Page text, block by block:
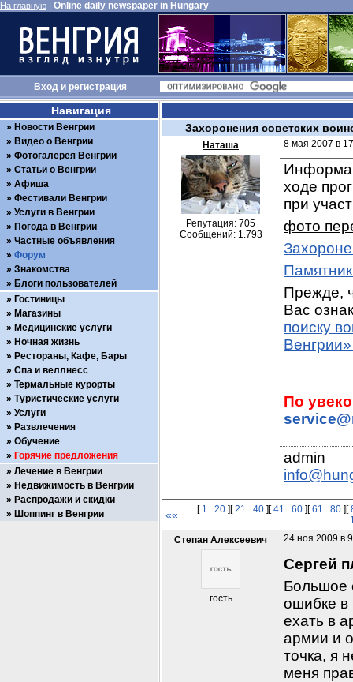
На главную Online daily newspaper in Hungary
Входи регистрация
Захоронения советских
Наташа
Репутация: 705
Сообщений: 1.793
8 мая 2007 в
ходе
при
фото
Прежде,
Вас
поиску
«« [ 1...20][21...40][41...60][61...80][
Степан Алексеевич
гость
24 ноя 2009 в
Сергей
Большое
ошибке в
ехать в
армии и
точка, я
меня
Навигация
Новости Венгрии
Видео о Венгрии
Фотогалерея Венгрии
Статьи о Венгрии
Афиша
Фестивали Венгрии
Услуги в Венгрии
Погода в Венгрии
Частные объявления
Форум
Знакомства
Блоги пользователей
Гостиницы
Магазины
Медицинские услуги
Ночная жизнь
Рестораны, Кафе, Бары
Спа и веллнесс
Термальные курорты
Туристические услуги
Услуги
Развлечения
Обучение
Горячие предложения
Лечение в Венгрии
Недвижимость в Венгрии
Распродажи и скидки
Шоппинг в Венгрии